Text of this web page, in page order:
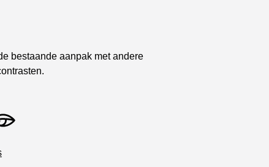
bestaande aanpak met andere